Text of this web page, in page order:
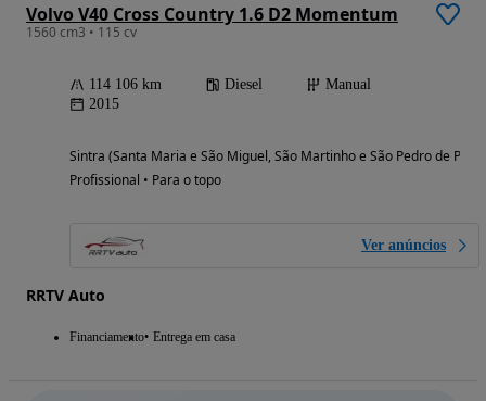
Volvo V40 Cross Country 1.6 D2 Momentum
1560 cm3 • 115 cv
114 106 km Diesel
Manual
2015
Sintra (Santa Maria e São Miguel, São Martinho e São Pedro de
Profissional • Para o topo
Ver anúncios
RRTV Auto
Financiamento Entrega em casa